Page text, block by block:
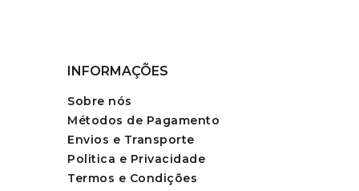
INFORMAÇÕES
Sobre nós
Métodos de Pagamento
Envios e Transporte
Politica e Privacidade
Termos e Condições